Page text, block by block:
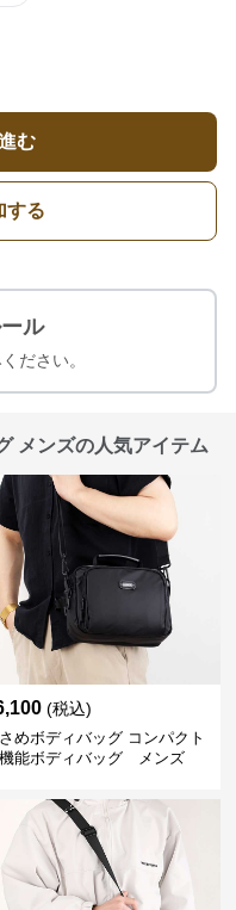
む
する
ル
ださい。
メンズの人気アイテム
(税込)
めボディバッグ コンパクト
能ボディバッグ メンズ